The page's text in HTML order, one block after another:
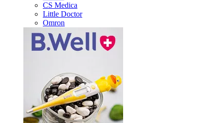
CS Medica
Little Doctor
Omron